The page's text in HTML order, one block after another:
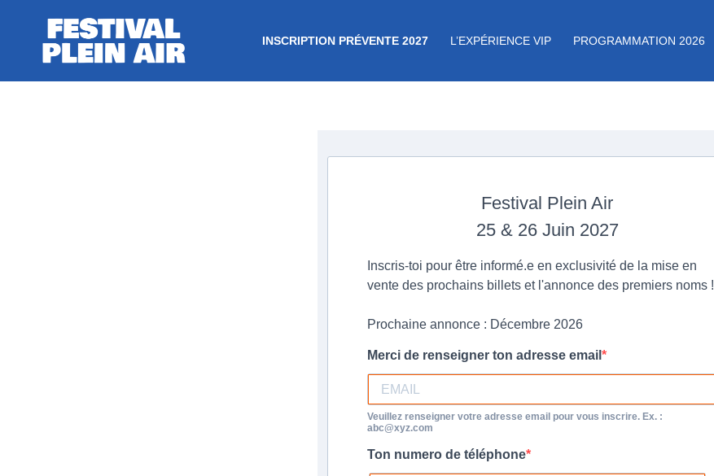
INSCRIPTION PRÉVENTE 2027 L’EXPÉRIENCE VIP PROGRAMMATION 2026
Festival Plein Air
25 & 26 Juin 2027
Inscris-toi pour être informé.e en exclusivité de la mise en
vente des prochains billets et l'annonce des premiers noms !
Prochaine annonce : Décembre 2026
Merci de renseigner ton adresse email
Veuillez renseigner votre adresse email pour vous inscrire. Ex. :
abc@xyz.com
Ton numero de téléphone